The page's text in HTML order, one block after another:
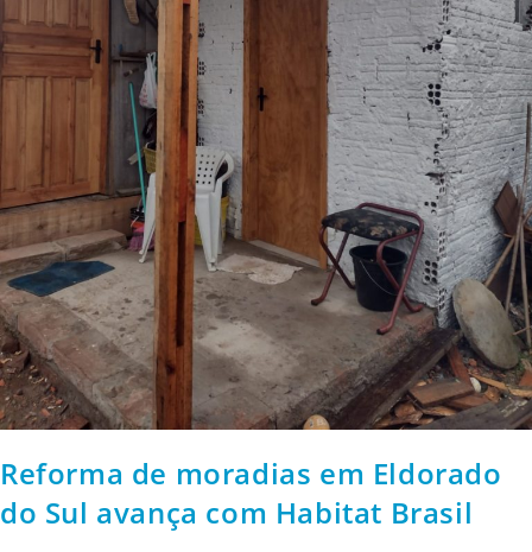
Reforma de moradias em Eldorado
do Sul avança com Habitat Brasil